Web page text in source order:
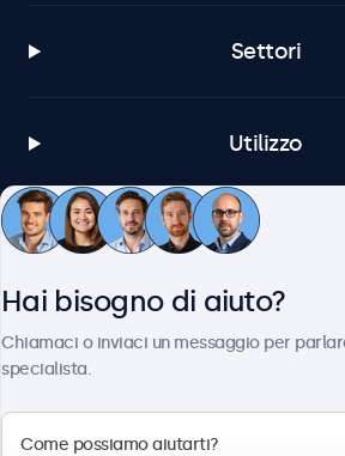
Settori
Utilizzo
Servizio Clienti
Hai bisogno di aiuto?
Chiamaci o inviaci un messaggio per
specialista.